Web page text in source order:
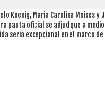
Koenig, Maria Carolina Moises y
pauta oficial se adjudique a
seria excepcional en el marco